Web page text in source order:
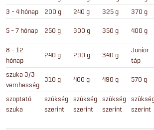
3 - 4 hónap
200 g 240 g 325 g 370 g
5 - 7 hónap 250 g 300 g 350 g 400 g
8 - 12
hónap
240 g 290 g 340 g
Junior
táp
szuka 3/3
vemhesség
310 g 400 g 490 g 570 g
szoptató
szuka
szükség
szerint
szükség
szerint
szükség
szerint
szerint